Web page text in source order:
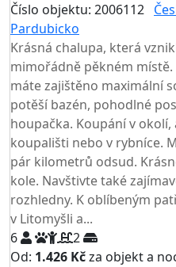
Číslo objektu: 2006112
Pardubicko
Krásná chalupa, která
mimořádně pěkném
máte zajištěno maximální
potěší bazén, pohodlné
houpačka. Koupání v
koupališti nebo v rybníce.
pár kilometrů odsud.
kole. Navštivte také
rozhledny. K oblíbeným
v Litomyšli a...
6
2
Od: 1.426 Kčza objekt a